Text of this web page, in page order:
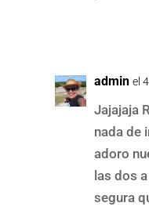
admin el
Jajajaja
nada de
adoro
las dos
segura